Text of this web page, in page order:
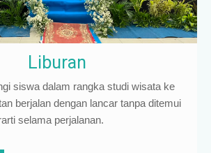
Liburan
siswa dalam rangka studi wisata ke
berjalan dengan lancar tanpa ditemui
selama perjalanan.